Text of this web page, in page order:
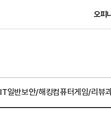
오피
IT일반보안/해킹컴퓨터게임/리뷰